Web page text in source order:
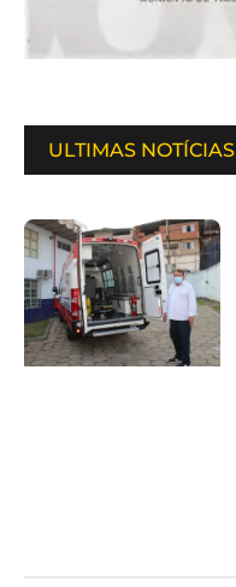
ULTIMAS NOTÍCIAS